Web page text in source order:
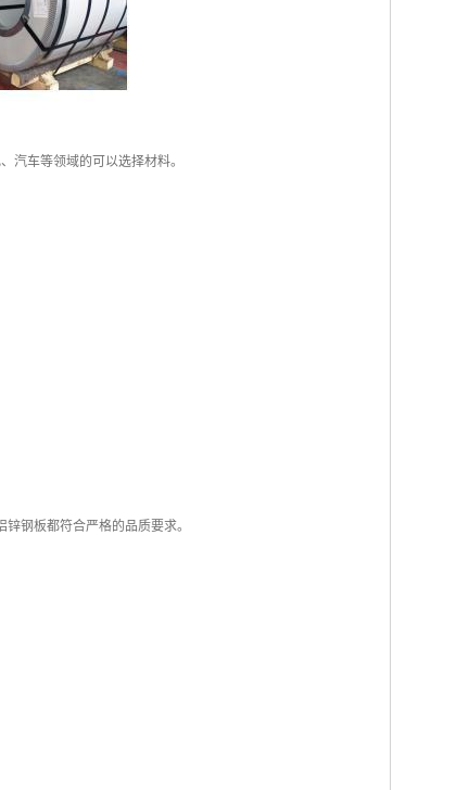
汽车等领域的可以选择材料。
钢板都符合严格的品质要求。